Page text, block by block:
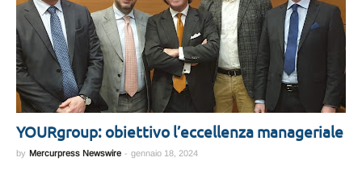
YOURgroup: obiettivo l’eccellenza manageriale
by Mercurpress Newswire - gennaio 18, 2024